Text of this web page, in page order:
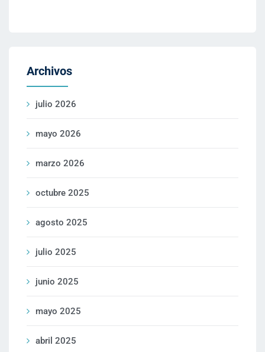
Archivos
julio 2026
mayo 2026
marzo 2026
octubre 2025
agosto 2025
julio 2025
junio 2025
mayo 2025
abril 2025